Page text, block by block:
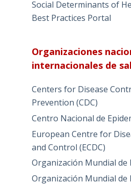
Social Determinants of
Best Practices Portal
Organizaciones
internacionales de
Centers for Disease
Prevention (CDC)
Centro Nacional de
European Centre for
and Control (ECDC)
Organización Mundial de
Organización Mundial de